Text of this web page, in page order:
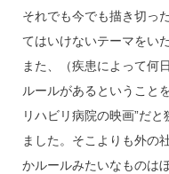
それでも今でも描き切っ
てはいけないテーマをい
また、（疾患によって何
ルールがあるということ
リハビリ病院の映画”だ
ました。そこよりも外の
かルールみたいなものは